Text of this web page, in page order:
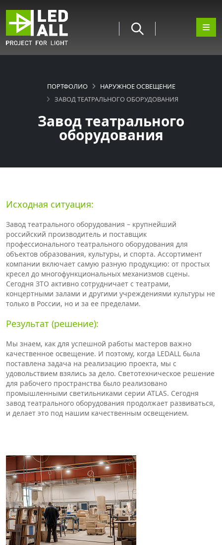
Завод театрального
оборудования
ПОРТФОЛИО
НАРУЖНОЕ ОСВЕЩЕНИЕ
ЗАВОД ТЕАТРАЛЬНОГО ОБОРУДОВАНИЯ
Исходная ситуация:
Завод театрального оборудования – крупнейший
российский производитель и поставщик
профессионального театрального оборудования для
объектов образования, культуры, и спорта. Ассортимент
компании включает самую разную продукцию: от простых
кресел до многофункциональных механизмов сцены.
Сегодня ЗТО активно сотрудничает с театрами,
концертными залами и другими учреждениями культуры не
только в России, но и за ее пределами.
Результат (решение):
Мы знаем, как для успешной работы мастеров важно
качественное освещение. И поэтому, когда LEDALL была
поставлена задача на реализацию проекта, мы с
удовольствием взялись за дело. Светотехническое решение
для рабочего пространства было реализовано
промышленными светильниками серии ATLAS. Сегодня
завод театрального оборудования продолжает развиваться,
и делает это под нашим качественным освещением.